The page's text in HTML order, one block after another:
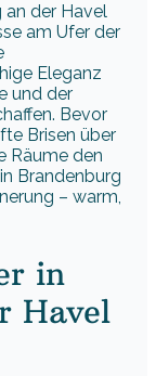
an der Havel
am Ufer der
Eleganz
und der
Bevor
Brisen über
Räume den
Brandenburg
– warm,
in
Havel